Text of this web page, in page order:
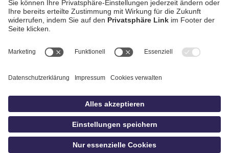
AGB / Gewinnspiele
Datenschutz
Impressum
idowa
Privatsphäre